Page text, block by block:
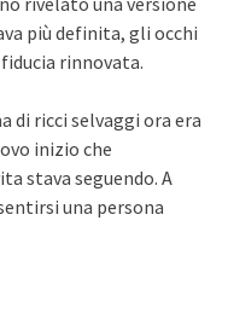
più definita, gli occhi
rinnovata.
di ricci selvaggi ora era
inizio che
stava seguendo. A
una persona